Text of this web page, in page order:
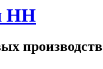
НН
производств